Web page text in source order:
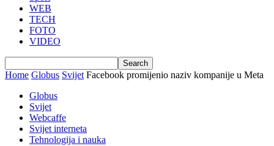
WEB
TECH
FOTO
VIDEO
Home Globus Svijet Facebook promijenio naziv kompanije u Meta
Globus
Svijet
Webcaffe
Svijet interneta
Tehnologija i nauka